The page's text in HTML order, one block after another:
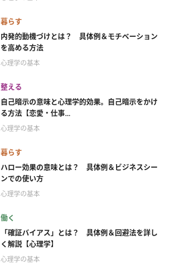
暮らす
内発的動機づけとは？ 具体例＆モチベーション
を高める方法
心理学の基本
整える
自己暗示の意味と心理学的効果。自己暗示をかけ
る方法【恋愛・仕事...
心理学の基本
暮らす
ハロー効果の意味とは？ 具体例＆ビジネスシー
ンでの使い方
心理学の基本
働く
「確証バイアス」とは？ 具体例＆回避法を詳し
く解説【心理学】
心理学の基本